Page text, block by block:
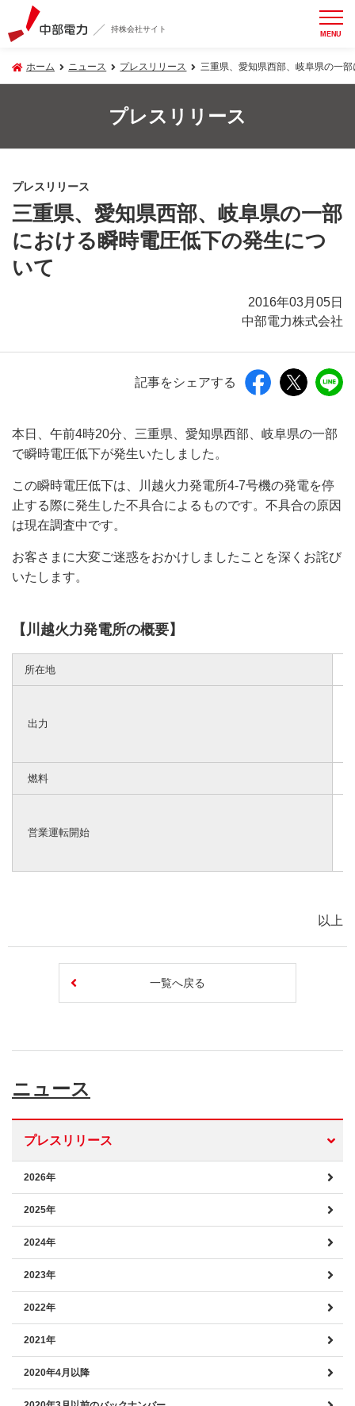
持株会社サイト MENU
ホーム ニュース プレスリリース 三重県、愛知県西部、岐阜県の一
プレスリリース
プレスリリース
三重県、愛知県西部、岐阜県の一部
における瞬時電圧低下の発生につ
いて
2016年03月05日
中部電力株式会社
記事をシェアする
本日、午前4時20分、三重県、愛知県西部、岐阜県の一部
で瞬時電圧低下が発生いたしました。
この瞬時電圧低下は、川越火力発電所4-7号機の発電を停
止する際に発生した不具合によるものです。不具合の原因
は現在調査中です。
お客さまに大変ご迷惑をおかけしましたことを深くお詫び
いたします。
【川越火力発電所の概要】
所在地
出力
燃料
営業運転開始
以上
一覧へ戻る
ニュース
プレスリリース
2026年
2025年
2024年
2023年
2022年
2021年
2020年4月以降